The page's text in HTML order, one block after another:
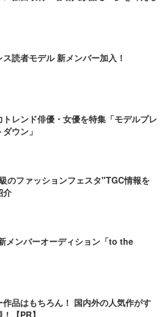
読者モデル 新メンバー加入！
トレンド俳優・女優を特集「モデルプレ
ウン」
のファッションフェスタ"TGC情報を
介
メンバーオーディション「to the
作品はもちろん！ 国内外の人気作がす
【PR】